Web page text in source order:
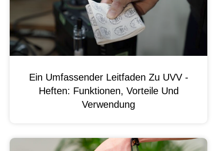
Ein Umfassender Leitfaden Zu UVV -
Heften: Funktionen, Vorteile Und
Verwendung